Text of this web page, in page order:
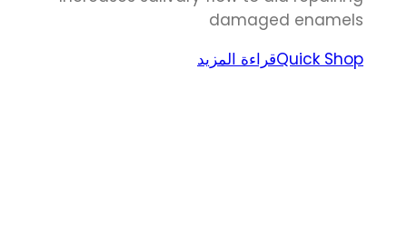
damaged enamels
Quick Shopقراءة المزيد